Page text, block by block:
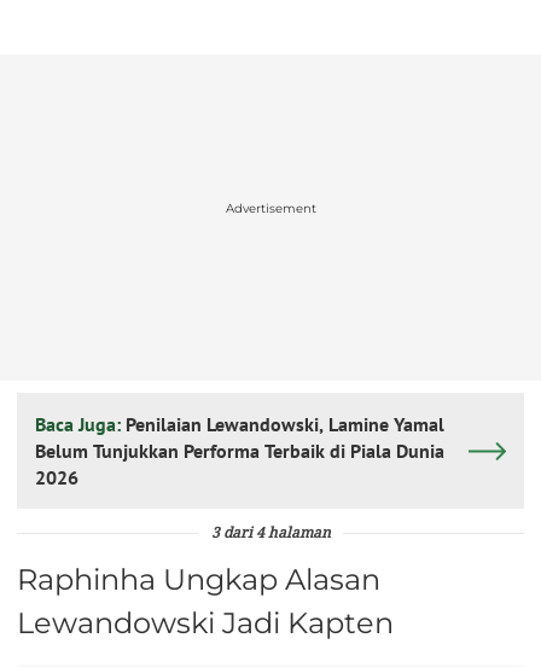
Advertisement
Baca Juga: Penilaian Lewandowski, Lamine Yamal
Belum Tunjukkan Performa Terbaik di Piala Dunia
2026
3 dari 4 halaman
Raphinha Ungkap Alasan
Lewandowski Jadi Kapten